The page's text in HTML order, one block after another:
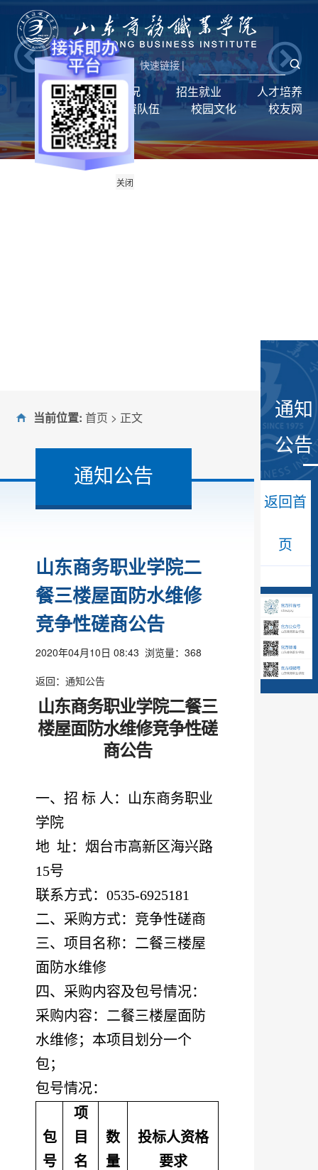
关闭
新闻网|统一门户 快速链接|
首页 学校概况 招生就业
人才培养
学生工作
师资队伍 校园文化
校友网
旧版回顾
我校召开庆祝中国共产党成立105周年暨“七一”表彰大会
当前位置: 首页 > 正文
通知公告
山东商务职业学院二
餐三楼屋面防水维修
竞争性磋商公告
2020年04月10日 08:43 浏览量： 368
返回： 通知公告
山东商务职业学院二餐三
楼屋面防水维修竞争性磋
商公告
一、招 标 人：山东商务职业
学院
地 址：烟台市高新区海兴路
15号
联系方式： 0535-6925181
二、采购方式：竞争性磋商
三、项目名称：二餐三楼屋
面防水维修
四、采购内容及包号情况：
采购内容：二餐三楼屋面防
水维修；本项目划分一个
包；
包号情况：
包
号
项
目
名
数
量
投标人资格
要求
通知
公告
返回首
页